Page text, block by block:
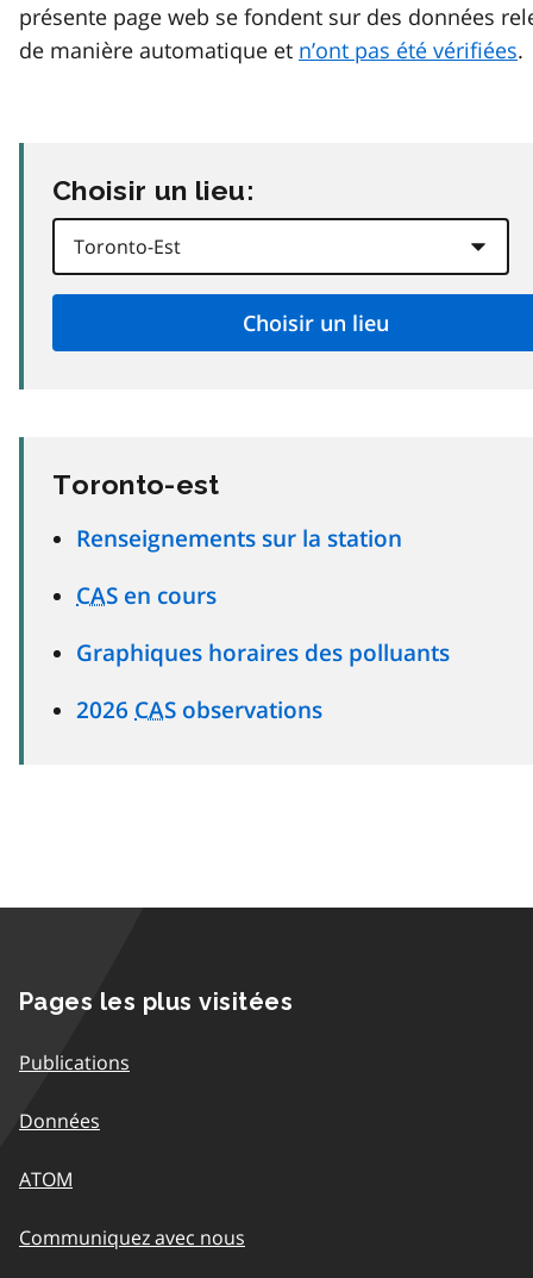
présente page web se fondent sur des données
de manière automatique et n’ont pas été vérifiées.
Choisir un lieu:
Toronto-est
Renseignements sur la station
CAS en cours
Graphiques horaires des polluants
2026 CAS observations
Pages les plus visitées
Publications
Données
ATOM
Communiquez avec nous